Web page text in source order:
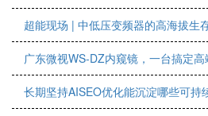
超能现场 | 中低压变频器的高海拔生
广东微视WS-DZ内窥镜，一台搞定
长期坚持AISEO优化能沉淀哪些可持